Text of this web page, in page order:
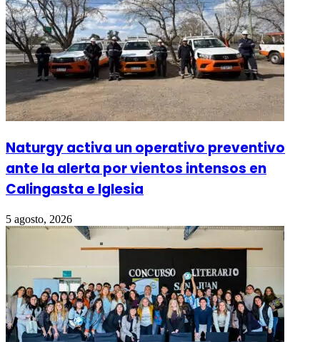
Naturgy activa un operativo preventivo
ante la alerta por vientos intensos en
Calingasta e Iglesia
5 agosto, 2026